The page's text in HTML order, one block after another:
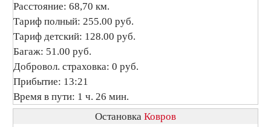
Расстояние: 68,70 км.
Тариф полный: 255.00 руб.
Тариф детский: 128.00 руб.
Багаж: 51.00 руб.
Добровол. страховка: 0 руб.
Прибытие: 13:21
Время в пути: 1 ч. 26 мин.
Остановка Ковров